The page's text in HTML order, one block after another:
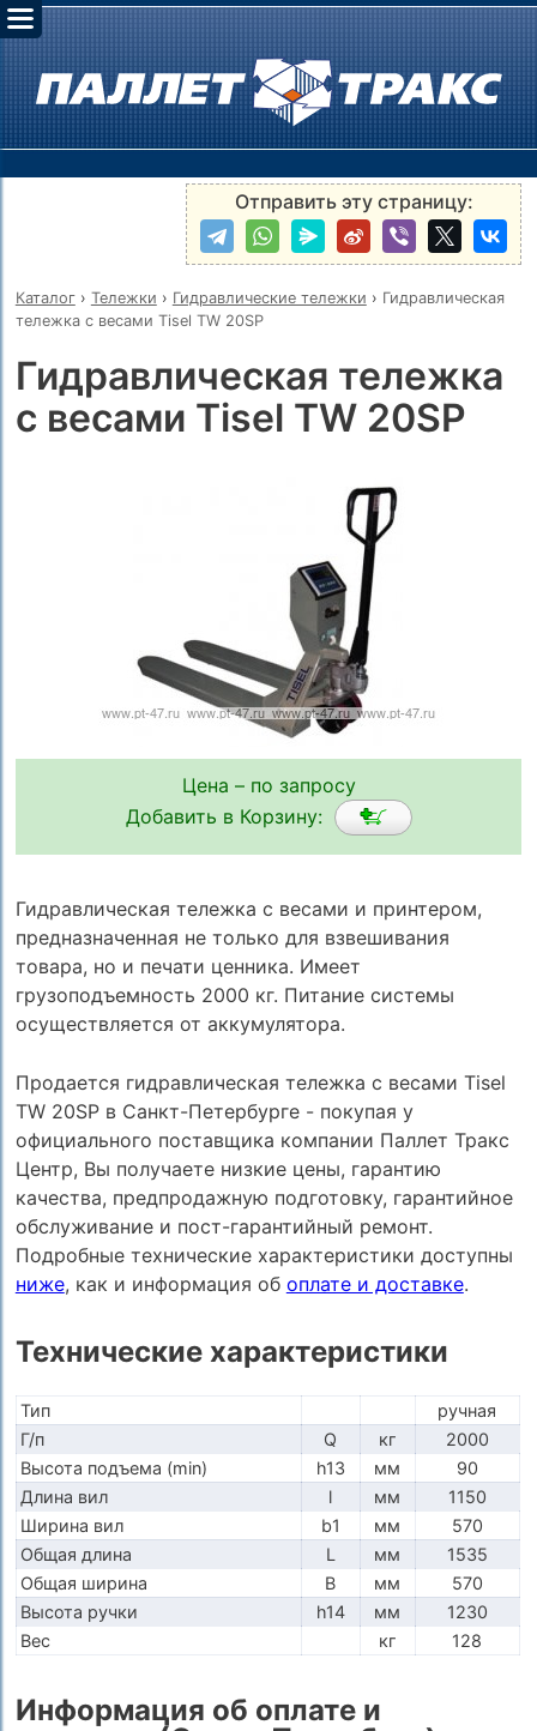
Отправить эту страницу:
Каталог› Тележки › Гидравлические тележки › Гидравлическая
тележка с весами Tisel TW 20SP
Гидравлическая тележка
с весами Tisel TW 20SP
Цена – по запросу
Добавить в Корзину:
Гидравлическая тележка с весами и принтером,
предназначенная не только для взвешивания
товара, но и печати ценника. Имеет
грузоподъемность 2000 кг. Питание системы
осуществляется от аккумулятора.
Продается гидравлическая тележка с весами Tisel
TW 20SP в Санкт-Петербурге - покупая у
официального поставщика компании Паллет Тракс
Центр, Вы получаете низкие цены, гарантию
качества, предпродажную подготовку, гарантийное
обслуживание и пост-гарантийный ремонт.
Подробные технические характеристики доступны
ниже, как и информация об оплате и доставке.
Технические характеристики
Тип
ручная
Г/п
Q кг
2000
Высота подъема (min)
h13 мм
90
Длина вил
l мм
1150
Ширина вил
b1 мм
570
Общая длина
L мм
1535
Общая ширина
B мм
570
Высота ручки
h14 мм
1230
Вес
кг 128
Информация об оплате и